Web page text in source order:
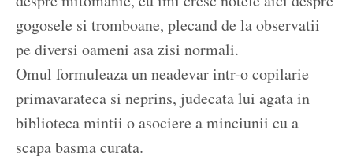
gogosele si tromboane, plecand de la observatii
pe diversi oameni asa zisi normali.
Omul formuleaza un neadevar intr-o copilarie
primavarateca si neprins, judecata lui agata in
biblioteca mintii o asociere a minciunii cu a
scapa basma curata.